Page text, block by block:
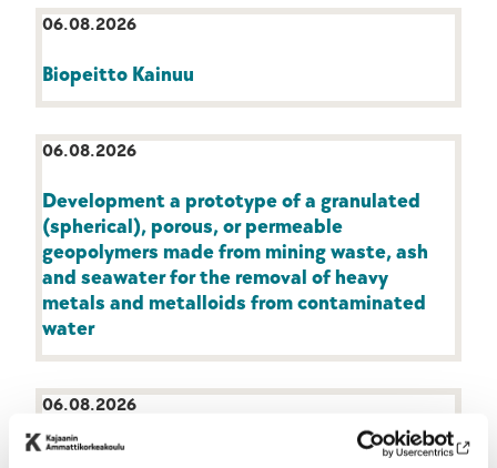
06.08.2026
Biopeitto Kainuu
06.08.2026
Development a prototype of a granulated
(spherical), porous, or permeable
geopolymers made from mining waste, ash
and seawater for the removal of heavy
metals and metalloids from contaminated
water
06.08.2026
Konesalien hukkalämmöt hyödyksi